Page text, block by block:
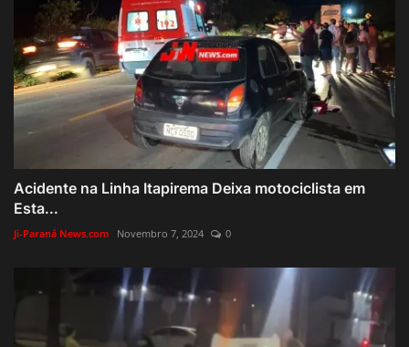
Acidente na Linha Itapirema Deixa motociclista em
Esta...
Ji-Paraná News.com Novembro 7, 2024 0